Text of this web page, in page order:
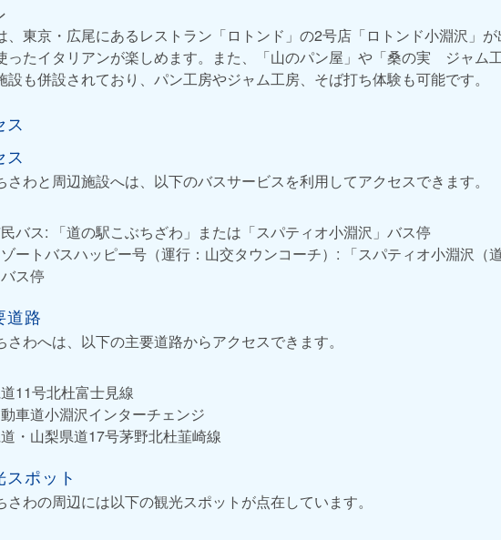
、東京・広尾にあるレストラン「ロトンド」の2号店「ロトンド小淵沢」
ったイタリアンが楽しめます。また、「山のパン屋」や「桑の実 ジャム
設も併設されており、パン工房やジャム工房、そば打ち体験も可能です。
ス
ス
さわと周辺施設へは、以下のバスサービスを利用してアクセスできます。
バス: 「道の駅こぶちざわ」または「スパティオ小淵沢」バス停
ートバスハッピー号（運行：山交タウンコーチ）: 「スパティオ小淵沢（
ス停
道路
さわへは、以下の主要道路からアクセスできます。
11号北杜富士見線
車道小淵沢インターチェンジ
・山梨県道17号茅野北杜韮崎線
スポット
さわの周辺には以下の観光スポットが点在しています。